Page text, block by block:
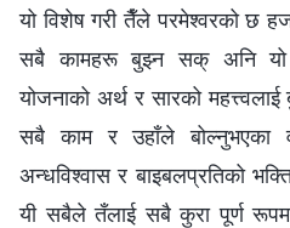
यो विशेष गरी तैँले परमेश्‍वरको छ
सबै कामहरू बुझ्न सक् अनि यो
योजनाको अर्थ र सारको
सबै काम र उहाँले बोल्नुभएका
अन्धविश्‍वास र बाइबलप्रतिको
यी सबैले तँलाई सबै कुरा पूर्ण